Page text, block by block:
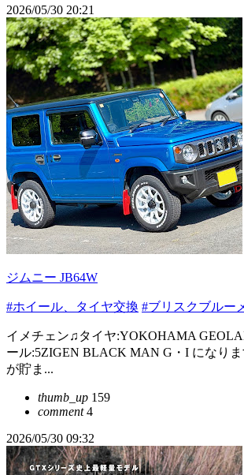
2026/05/30 20:21
ジムニー JB64W
#ホイール、タイヤ交換 #ブリスクブルー
イメチェン♫タイヤ:YOKOHAMA
ール:5ZIGEN BLACK MAN G・I になり
が貯ま...
thumb_up 159
comment4
2026/05/30 09:32